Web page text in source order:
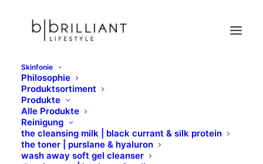
Skinfonie
Philosophie
Produktsortiment
Produkte
Alle Produkte
Reinigung
the cleansing milk | black currant & silk protein
the toner | purslane & hyaluron
wash away soft gel cleanser
Barber´s Filmwachs
Home X-Epil